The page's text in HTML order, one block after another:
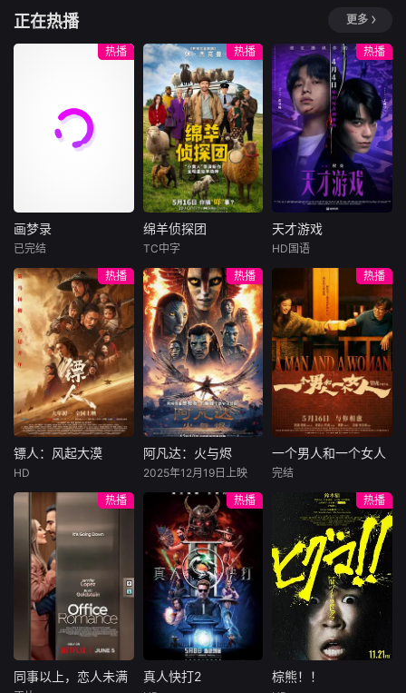
在老年人
本纪录片全面展示
坦桑尼亚自然风
光、野生动物资源
珠，其传统鼓乐被
誉为国家精神的象
征。布隆迪传统鼓
表演已被列入联合
国非物质文化遗产
名录，承载着深厚
的历史底蕴与民族
精神。本片聚焦布
隆迪最具代表性的
传统鼓表演，通过
震撼人心
喀麦隆素有&amp;q
uot;非洲缩影&am
p;quot;之称，从热
带雨林到稀树草
原，从火山地貌到
海岸线，这片土地
上汇聚了非洲大陆
最具代表性的自然
与人文景观。本片
深入喀麦隆的街头
巷尾与社区生活，
以镜头捕捉当地人
民的真实面貌——
从传统服饰
正在热播 更多
热播
画梦录
林柏叡
民国的上海滩，身
怀绝技的孤女画师
许雁真，意外与身
陷危局的融汇银行
总账姜心羽产生交
集。姜心羽遭人陷
害，只得与许雁真
结盟，彼时银行欲
将国宝名画低价卖
给外国人，许雁真
仿造名画、偷天换
日。几经波折，两
人联手在各方势力
的夹缝间巧妙周
旋，共历险阻，破
解重重困境。
画梦录
已完结
热播
绵羊侦探团
尼可拉斯·博朗
尼古拉斯·加利齐纳
牧羊人乔治
（休·杰克曼饰）最
爱给羊群读侦探小
说，没想到自己有
一天会离奇死亡。
他留下的3000万
巨额遗产，让每个
人貌似都有犯罪动
机。警察毫无头绪
“不务正业”迈出牧
场，追查牧羊人“躺
平
绵羊侦探团
TC中字
热播
天才游戏
李蔓瑄
穷途末路的天才少
年刘全龙（彭昱畅
饰），被偏执富家
公子陈伦（丁禹兮
饰）选中，被迫踏
入一场为他量身打
造的“换命游戏”。
豪华别墅、名车名
表、神秘女友全部
备齐，在陈伦的精
瞬间拥有顶配人
生。
天才游戏
HD国语
热播
镖人：风起大漠
于适
大漠之上，镖人、
官府、西域五大家
族等多方势力盘根
错节、暗潮涌动。
“天字第二号逃犯”
刀马接下特殊押镖
任务，和同伴一起
从西域护镖远赴长
安。不料，他们的
镖人：风起大漠
HD
热播
阿凡达：火与烬
佐伊·索尔达娜
西格妮·韦弗
影片聚焦杰克·萨利
与奈蒂莉一家的命
运起伏，在前作的
情感余波之上，深
刻描绘一个家族在
战火中如何成长、
并共同守护血脉相
连的情感纽带的历
阿凡达：火与烬
2025年12月19日上映
热播
一个男人和一个女人
周汉宁
男人（黄渤
饰）和女人（倪妮
饰）飞机同时落
地，入住同一家酒
店，成为一墙之隔
的邻居。不够隔音
的房间暴露了男人
和女人因生活暂停
陷入的困境，健
一个男人和一个女人
完结
热播
同事以上，恋人未满
同事以上，恋人未满
热播
真人快打2
真人快打2
热播
棕熊！！
棕熊！！